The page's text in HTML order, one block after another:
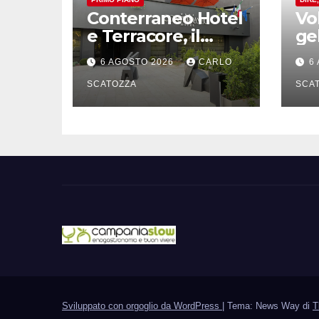
Conterraneo Hotel
e Terracore, il
gruppo Ferraro
amplia l’ ospitalità
e il gusto alle
porte di Caserta
6 AGOSTO 2026 CARLO
SCATOZZA
6
Sviluppato con orgoglio da WordPress Tema: News Way di